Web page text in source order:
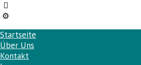
Startseite
Über Uns
Kontakt